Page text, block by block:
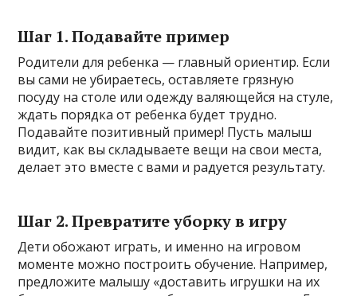
Шаг 1. Подавайте пример
Родители для ребенка — главный ориентир. Если
вы сами не убираетесь, оставляете грязную
посуду на столе или одежду валяющейся на стуле,
ждать порядка от ребенка будет трудно.
Подавайте позитивный пример! Пусть малыш
видит, как вы складываете вещи на свои места,
делает это вместе с вами и радуется результату.
Шаг 2. Превратите уборку в игру
Дети обожают играть, и именно на игровом
моменте можно построить обучение. Например,
предложите малышу «доставить игрушки на их